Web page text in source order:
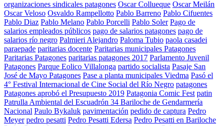
organizaciones sindicales patagones Oscar Collueque Oscar Meilán
Oscar Veloso Osvaldo Rampellotto Pablo Barreno Pablo Cifuentes
Pablo Diaz Pablo Melano Pablo Porcelli Pablo Soler Pago de
salarios empleados públicos pago de salarios patagones pago de
salarios río negro Palmieri Alejandro Paloma Tubio paola casadei
paraepade paritarias docente Paritarias municipales Patagones
Paritarias Patagones paritarias patagones 2017 Parlamento Juvenil
Patagones Parque Eolico Villalonga partido socialista Pasaje San
José de Mayo Patagones Pase a planta municipales Viedma Pasó el
4° Festival Internacional de Cine Social del Río Negro patagones
Patagones aprobó el Presupuesto 2019 Patagonia Comic Fest patin
Patrulla Ambiental del Escuadrón 34 Bariloche de Gendarmería
Nacional Paulo Bykaluk pavimentación pedido de captura Pedro
Meyer pedro pesatti Pedro Pesatti Edersa Pedro Pesatti en Bariloche